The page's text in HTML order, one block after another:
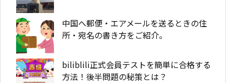
中国へ郵便・エアメールを送るときの住
所・宛名の書き方をご紹介。
biliblili正式会員テストを簡単に合格する
方法！後半問題の秘策とは？